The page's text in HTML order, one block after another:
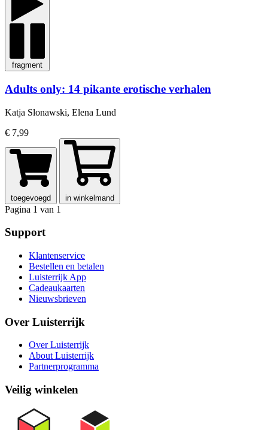
fragment
Adults only: 14 pikante erotische verhalen
Katja Slonawski, Elena Lund
€ 7,99
toegevoegd in winkelmand
Pagina 1 van 1
Support
Klantenservice
Bestellen en betalen
Luisterrijk App
Cadeaukaarten
Nieuwsbrieven
Over Luisterrijk
Over Luisterrijk
About Luisterrijk
Partnerprogramma
Veilig winkelen